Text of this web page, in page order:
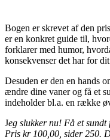
Bogen er skrevet af den
er en konkret guide til,
forklarer med humor,
konsekvenser det har for
Desuden er den en hands
ændre dine vaner og få et
indeholder bl.a. en række
Jeg slukker nu! Få et
Pris kr 100,00, sider 250.